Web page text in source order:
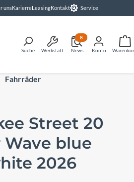
unsKarierreLeasingKontakt Service
Suche Werkstatt News
8
Konto
Fahrräder
Street 20
Wave blue
2026